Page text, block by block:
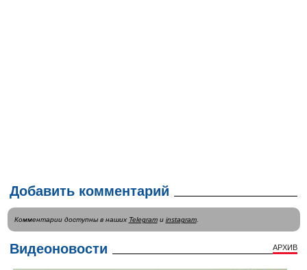
Добавить комментарий
Комментарии доступны в наших Telegramи instagram.
Видеоновости АРХИВ